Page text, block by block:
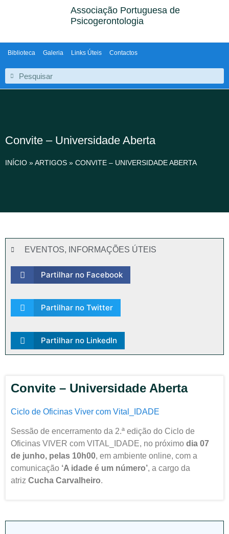
Associação Portuguesa de
Psicogerontologia
Biblioteca Galeria Links Úteis Contactos
Convite – Universidade Aberta
INÍCIO »ARTIGOS » CONVITE – UNIVERSIDADE ABERTA
EVENTOS, INFORMAÇÕES ÚTEIS
Partilhar no Facebook
Partilhar no Twitter
Partilhar no LinkedIn
Convite – Universidade Aberta
Ciclo de Oficinas Viver com Vital_IDADE
Sessão de encerramento da 2.ª edição do Ciclo de
Oficinas VIVER com VITAL_IDADE, no próximo dia 07
de junho, pelas 10h00, em ambiente online, com a
comunicação ‘A idade é um número’, a cargo da
atriz Cucha Carvalheiro.